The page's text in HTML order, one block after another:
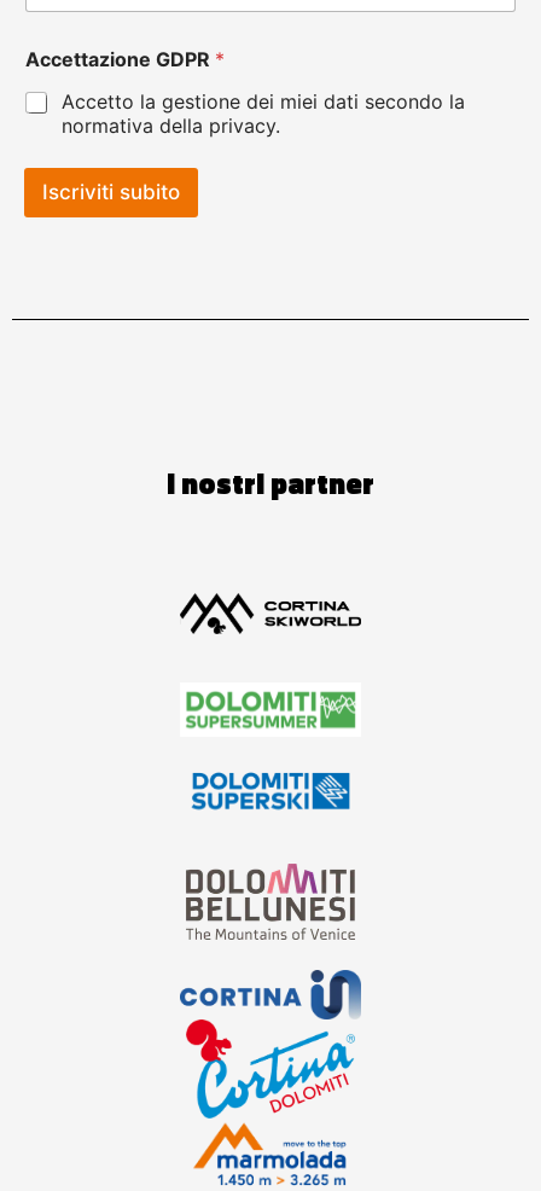
Accettazione GDPR *
Accetto la gestione dei miei dati secondo la
normativa della privacy.
Iscriviti subito
I nostri partner